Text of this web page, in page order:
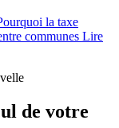
la taxe
communes Lire
de votre